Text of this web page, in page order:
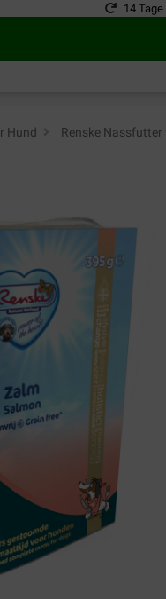
14
Hund Renske